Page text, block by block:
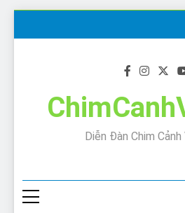
Diễn Đàn Chim